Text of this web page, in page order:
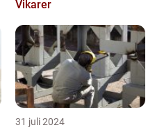
Vikarer
31 juli 2024